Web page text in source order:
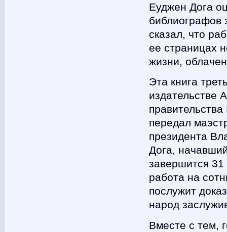
Еуджен Дога
библиографов
сказал, что
ее страницах
жизни,
Эта книга
издательстве
передал
президента
Дога,
завершится 31
работа на
послужит
народ
Вместе с тем,